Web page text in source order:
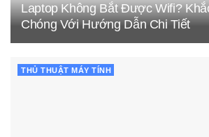
Laptop Không Bắt Được Wifi?
Chóng Với Hướng Dẫn Chi Tiết
THỦ THUẬT MÁY TÍNH